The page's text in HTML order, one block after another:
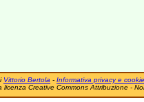
Vittorio Bertola - Informativa privacy e cookie
Creative Commons Attribuzione -